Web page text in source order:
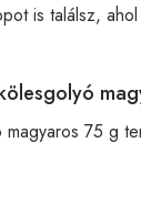
is találsz,
75 g